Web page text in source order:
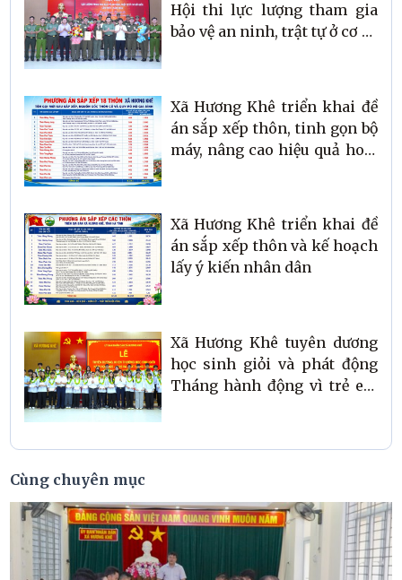
Hội thi lực lượng tham gia
bảo vệ an ninh, trật tự ở cơ sở
Xã Hương Khê triển khai đề
án sắp xếp thôn, tinh gọn bộ
máy, nâng cao hiệu quả hoạt
Xã Hương Khê triển khai đề
án sắp xếp thôn và kế hoạch
lấy ý kiến nhân dân
Xã Hương Khê tuyên dương
học sinh giỏi và phát động
Tháng hành động vì trẻ em
Cùng chuyên mục